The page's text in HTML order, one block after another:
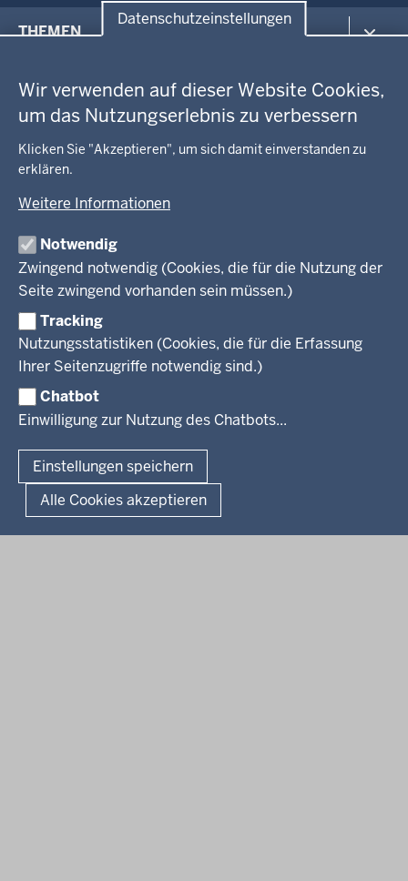
Datenschutzeinstellungen
Wir verwenden auf dieser Website Cookies,
um das Nutzungserlebnis zu verbessern
Klicken Sie "Akzeptieren", um sich damit einverstanden zu
erklären.
Weitere Informationen
Notwendig
Zwingend notwendig (Cookies, die für die Nutzung der
Seite zwingend vorhanden sein müssen.)
Tracking
Nutzungsstatistiken (Cookies, die für die Erfassung
Ihrer Seitenzugriffe notwendig sind.)
Chatbot
Einwilligung zur Nutzung des Chatbots...
Einstellungen speichern
Alle Cookies akzeptieren
in
Fußzeile
THEMEN
Gesundheit und Soziales
Kommunales, Planung, Bauen und Verkehr
Ordnung und Sicherheit
Schule und Bildung
Wirtschaft und Kultur
GEOBASIS NRW
Ausbildung und Karriere
Geodaten-Anwendungen
Neues
Produkte und Dienste
TIM-online
Webdienste
Amtsblatt
Behördenleitung
Leitbild
Personalvertretung
Regierungsbezirk
Reisekostenstelle
Veranstaltungen
Stellenangebote
Stellenangebote Schule
Praktikum
Referendariate
Bewerbung
Vormerkstelle NRW
PRESSE
Mediathek
Newsletter
Pressekontakt
Pressemitteilungen
Publikationen
VERFAHREN UND BEKANNTMACHUNGEN
Bekanntmachungen
Legionellen
Luftreinhaltepläne
Verfahrensübersichten
Überwachung umweltrelevanter Anlagen
Facebook
Instagram
LinkedIn
© 2026 Bezirksregierung Köln
Organisationsplan
Lizenzbedingungen Geobasis NRW
Dokumente und Ressourcen
Kontakt